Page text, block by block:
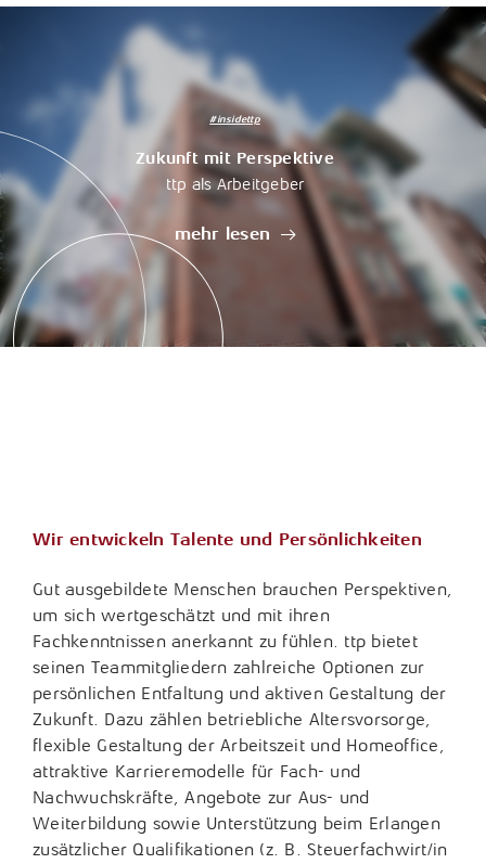
#insidettp
Zukunft mit Perspektive
ttp als Arbeitgeber
mehr lesen
Wir entwickeln Talente und Persönlichkeiten
Gut ausgebildete Menschen brauchen Perspektiven,
um sich wertgeschätzt und mit ihren
Fachkenntnissen anerkannt zu fühlen. ttp bietet
seinen Teammitgliedern zahlreiche Optionen zur
persönlichen Entfaltung und aktiven Gestaltung der
Zukunft. Dazu zählen betriebliche Altersvorsorge,
flexible Gestaltung der Arbeitszeit und Homeoffice,
attraktive Karrieremodelle für Fach- und
Nachwuchskräfte, Angebote zur Aus- und
Weiterbildung sowie Unterstützung beim Erlangen
zusätzlicher Qualifikationen (z. B. Steuerfachwirt/in